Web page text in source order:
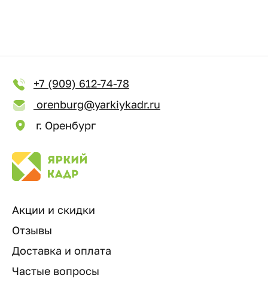
+7 (909) 612-74-78
orenburg@yarkiykadr.ru
г. Оренбург
Акции и скидки
Отзывы
Доставка и оплата
Частые вопросы